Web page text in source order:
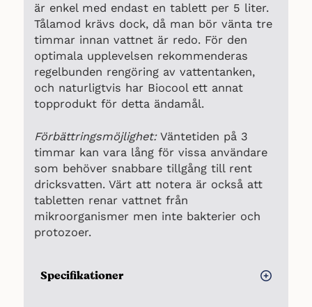
är enkel med endast en tablett per 5 liter.
Tålamod krävs dock, då man bör vänta tre
timmar innan vattnet är redo. För den
optimala upplevelsen rekommenderas
regelbunden rengöring av vattentanken,
och naturligtvis har Biocool ett annat
topprodukt för detta ändamål.
Förbättringsmöjlighet:Väntetiden på 3
timmar kan vara lång för vissa användare
som behöver snabbare tillgång till rent
dricksvatten. Värt att notera är också att
tabletten renar vattnet från
mikroorganismer men inte bakterier och
protozoer.
Specifikationer